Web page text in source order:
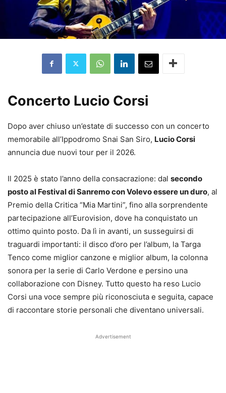
Concerto Lucio Corsi
Dopo aver chiuso un’estate di successo con un concerto
memorabile all’Ippodromo Snai San Siro, Lucio Corsi
annuncia due nuovi tour per il 2026.
Il 2025 è stato l’anno della consacrazione: dal secondo
posto al Festival di Sanremo con Volevo essere un duro, al
Premio della Critica “Mia Martini”, fino alla sorprendente
partecipazione all’Eurovision, dove ha conquistato un
ottimo quinto posto. Da lì in avanti, un susseguirsi di
traguardi importanti: il disco d’oro per l’album, la Targa
Tenco come miglior canzone e miglior album, la colonna
sonora per la serie di Carlo Verdone e persino una
collaborazione con Disney. Tutto questo ha reso Lucio
Corsi una voce sempre più riconosciuta e seguita, capace
di raccontare storie personali che diventano universali.
Advertisement